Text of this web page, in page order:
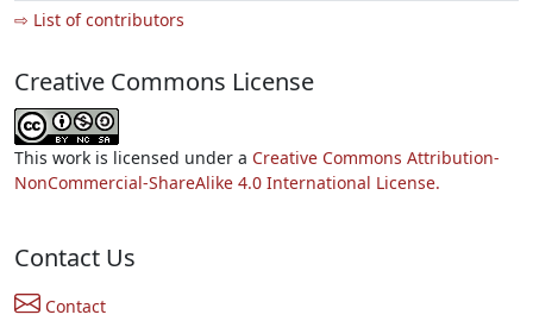
⇨ List of contributors
Creative Commons License
This work is licensed under a Creative Commons Attribution-
NonCommercial-ShareAlike 4.0 International License.
Contact Us
Contact